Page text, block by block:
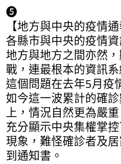
❺
【地方與中央的疫情
各縣市與中央的疫情
地方與地方之間亦然
戰，連最根本的資訊
這個問題在去年5月疫
如今這一波累計的確
上，情況自然更為嚴重
充分顯示中央集權掌
現象，難怪確診者及
到通知書。